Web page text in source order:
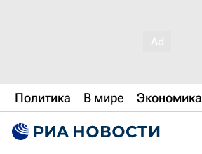
Политика В мире Экономика